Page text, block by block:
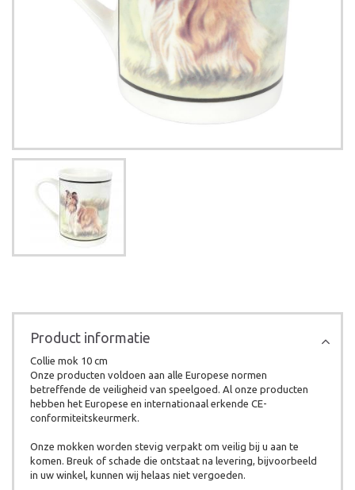
Product informatie
Collie mok 10 cm
Onze producten voldoen aan alle Europese normen
betreffende de veiligheid van speelgoed. Al onze producten
hebben het Europese en internationaal erkende CE-
conformiteitskeurmerk.
Onze mokken worden stevig verpakt om veilig bij u aan te
komen. Breuk of schade die ontstaat na levering, bijvoorbeeld
in uw winkel, kunnen wij helaas niet vergoeden.